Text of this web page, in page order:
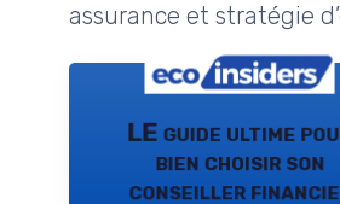
assurance et stratégie
LE guide ultime
bien choisir son
conseiller